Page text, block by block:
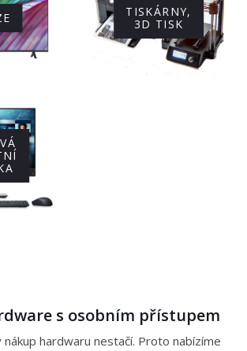
TISKÁRNY,
3D TISK
s osobním přístupem
hardwaru nestačí. Proto nabízíme